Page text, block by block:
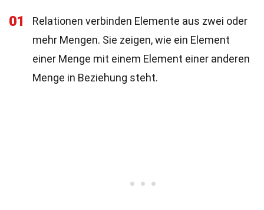
01
Relationen verbinden Elemente aus zwei oder
mehr Mengen. Sie zeigen, wie ein Element
einer Menge mit einem Element einer anderen
Menge in Beziehung steht.